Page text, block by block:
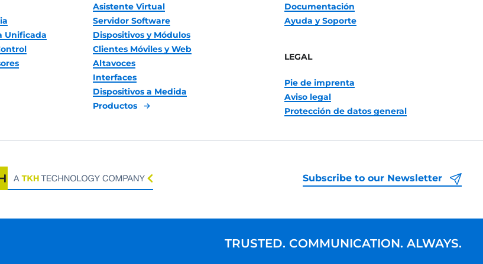
Unificada
Asistente Virtual
Servidor Software
Dispositivos y Módulos
Clientes Móviles y Web
Altavoces
Interfaces
Dispositivos a Medida
Productos
Documentación
Ayuda y Soporte
LEGAL
Pie de imprenta
Aviso legal
Protección de datos general
Subscribe to our Newsletter
TRUSTED. COMMUNICATION. ALWAYS.